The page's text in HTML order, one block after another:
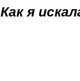
Как я